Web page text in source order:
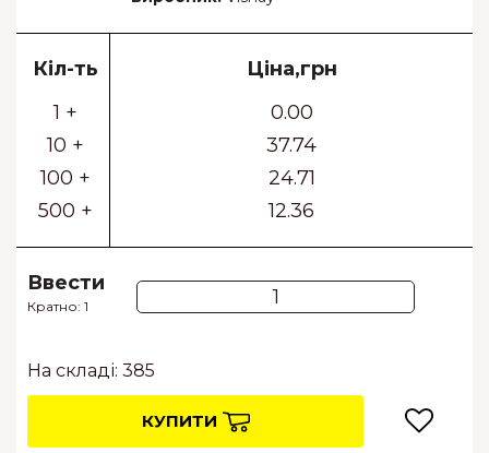
Кіл-ть
1 +
10 +
100 +
500 +
Ціна,грн
0.00
37.74
24.71
12.36
Ввести
Кратно: 1
На складі: 385
КУПИТИ